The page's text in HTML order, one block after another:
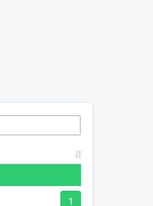
1